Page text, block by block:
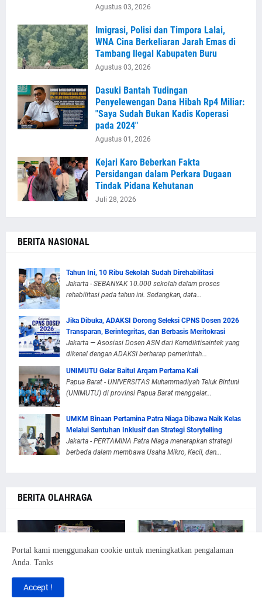
Agustus 03, 2026
Imigrasi, Polisi dan Timpora Lalai,
WNA Cina Berkeliaran Jarah Emas di
Tambang Ilegal Kabupaten Buru
Agustus 03, 2026
Dasuki Bantah Tudingan
Penyelewengan Dana Hibah Rp4 Miliar:
"Saya Sudah Bukan Kadis Koperasi
pada 2024"
Agustus 01, 2026
Kejari Karo Beberkan Fakta
Persidangan dalam Perkara Dugaan
Tindak Pidana Kehutanan
Juli 28, 2026
BERITA NASIONAL
Tahun Ini, 10 Ribu Sekolah Sudah Direhabilitasi
Jakarta - SEBANYAK 10.000 sekolah dalam proses
rehabilitasi pada tahun ini. Sedangkan, data...
Jika Dibuka, ADAKSI Dorong Seleksi CPNS Dosen 2026
Transparan, Berintegritas, dan Berbasis Meritokrasi
Jakarta — Asosiasi Dosen ASN dari Kemdiktisaintek yang
dikenal dengan ADAKSI berharap pemerintah...
UNIMUTU Gelar Baitul Arqam Pertama Kali
Papua Barat - UNIVERSITAS Muhammadiyah Teluk Bintuni
(UNIMUTU) di provinsi Papua Barat menggelar...
UMKM Binaan Pertamina Patra Niaga Dibawa Naik Kelas
Melalui Sentuhan Inklusif dan Strategi Storytelling
Jakarta - PERTAMINA Patra Niaga menerapkan strategi
berbeda dalam membawa Usaha Mikro, Kecil, dan...
BERITA OLAHRAGA
AMGPM Daerah Bursel
Portal kami menggunakan cookie untuk meningkatkan pengalaman
Anda. Tanks
Accept !